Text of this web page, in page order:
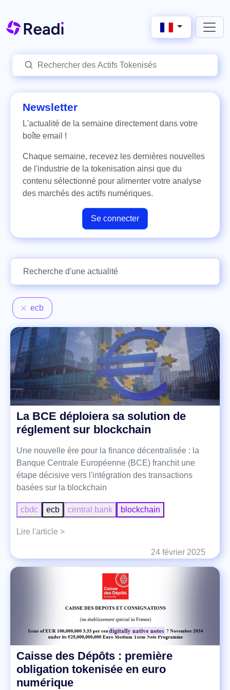
Newsletter
L'actualité de la semaine directement dans votre
boîte email !
Chaque semaine, recevez les dernières nouvelles
de l'industrie de la tokenisation ainsi que du
contenu sélectionné pour alimenter votre analyse
des marchés des actifs numériques.
Se connecter
ecb
La BCE déploiera sa solution de
réglement sur blockchain
Une nouvelle ère pour la finance décentralisée : la
Banque Centrale Européenne (BCE) franchit une
étape décisive vers l'intégration des transactions
basées sur la blockchain
cbdc ecb central bank blockchain
Lire l'article >
24 février 2025
Caisse des Dépôts : première
obligation tokenisée en euro
numérique